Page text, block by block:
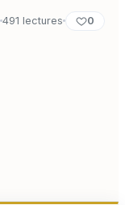
491 lectures 0